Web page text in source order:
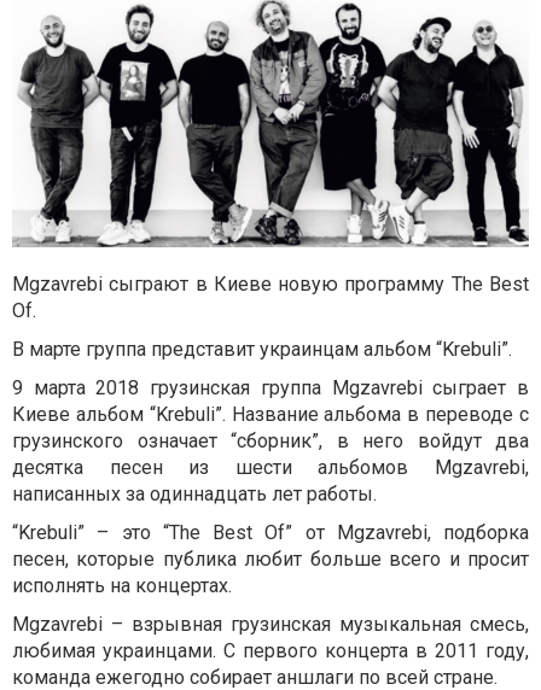
Mgzavrebi сыграют в Киеве новую программу The Best
Of.
В марте группа представит украинцам альбом “Krebuli”.
9 марта 2018 грузинская группа Mgzavrebi сыграет в
Киеве альбом “Krebuli”. Название альбома в переводе с
грузинского означает “cборник”, в него войдут два
десятка песен из шести альбомов Mgzavrebi,
написанных за одиннадцать лет работы.
“Krebuli” – это “The Best Of” от Mgzavrebi, подборка
песен, которые публика любит больше всего и просит
исполнять на концертах.
Mgzavrebi – взрывная грузинская музыкальная смесь,
любимая украинцами. С первого концерта в 2011 году,
команда ежегодно собирает аншлаги по всей стране.